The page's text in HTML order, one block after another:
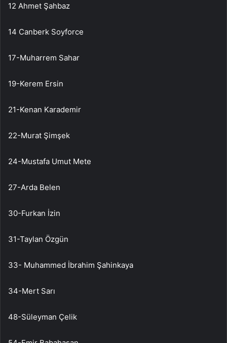
12 Ahmet Şahbaz
14 Canberk Soyforce
17-Muharrem Sahar
19-Kerem Ersin
21-Kenan Karademir
22-Murat Şimşek
24-Mustafa Umut Mete
27-Arda Belen
30-Furkan İzin
31-Taylan Özgün
33- Muhammed İbrahim Şahinkaya
34-Mert Sarı
48-Süleyman Çelik